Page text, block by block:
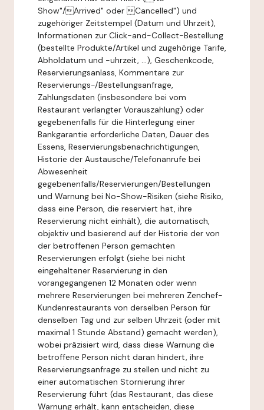
Show"/Arrived" oder Cancelled") und
zugehöriger Zeitstempel (Datum und Uhrzeit),
Informationen zur Click-and-Collect-Bestellung
(bestellte Produkte/Artikel und zugehörige Tarife,
Abholdatum und -uhrzeit, ...), Geschenkcode,
Reservierungsanlass, Kommentare zur
Reservierungs-/Bestellungsanfrage,
Zahlungsdaten (insbesondere bei vom
Restaurant verlangter Vorauszahlung) oder
gegebenenfalls für die Hinterlegung einer
Bankgarantie erforderliche Daten, Dauer des
Essens, Reservierungsbenachrichtigungen,
Historie der Austausche/Telefonanrufe bei
Abwesenheit
gegebenenfalls/Reservierungen/Bestellungen
und Warnung bei No-Show-Risiken (siehe Risiko,
dass eine Person, die reserviert hat, ihre
Reservierung nicht einhält), die automatisch,
objektiv und basierend auf der Historie der von
der betroffenen Person gemachten
Reservierungen erfolgt (siehe bei nicht
eingehaltener Reservierung in den
vorangegangenen 12 Monaten oder wenn
mehrere Reservierungen bei mehreren Zenchef-
Kundenrestaurants von derselben Person für
denselben Tag und zur selben Uhrzeit (oder mit
maximal 1 Stunde Abstand) gemacht werden),
wobei präzisiert wird, dass diese Warnung die
betroffene Person nicht daran hindert, ihre
Reservierungsanfrage zu stellen und nicht zu
einer automatischen Stornierung ihrer
Reservierung führt (das Restaurant, das diese
Warnung erhält, kann entscheiden, diese